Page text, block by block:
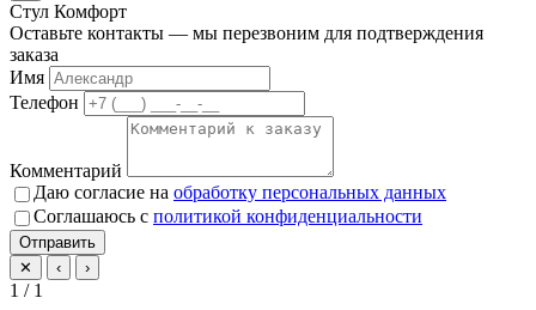
Стул Комфорт
Оставьте контакты — мы перезвоним для подтверждения
заказа
Имя
Телефон
Комментарий
Даю согласие на обработку персональных данных
Соглашаюсь с политикой конфиденциальности
Отправить
✕
‹ ›
1 / 1